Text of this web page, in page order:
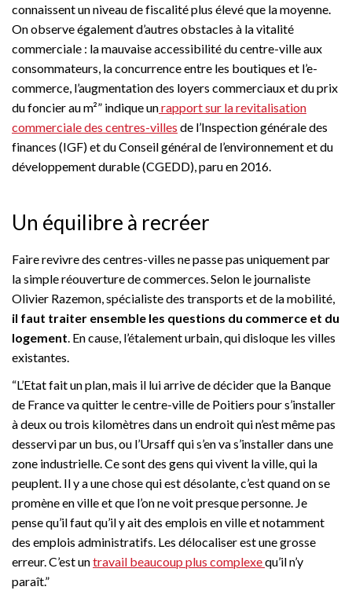
connaissent un niveau de fiscalité plus élevé que la moyenne.
On observe également d’autres obstacles à la vitalité
commerciale : la mauvaise accessibilité du centre-ville aux
consommateurs, la concurrence entre les boutiques et l’e-
commerce, l’augmentation des loyers commerciaux et du prix
du foncier au m²” indique unrapport sur la revitalisation
commerciale des centres-villes de l’Inspection générale des
finances (IGF) et du Conseil général de l’environnement et du
développement durable (CGEDD), paru en 2016.
Un équilibre à recréer
Faire revivre des centres-villes ne passe pas uniquement par
la simple réouverture de commerces. Selon le journaliste
Olivier Razemon, spécialiste des transports et de la mobilité,
il faut traiter ensemble les questions du commerce et du
logement. En cause, l’étalement urbain, qui disloque les villes
existantes.
“L’Etat fait un plan, mais il lui arrive de décider que la Banque
de France va quitter le centre-ville de Poitiers pour s’installer
à deux ou trois kilomètres dans un endroit qui n’est même pas
desservi par un bus, ou l’Ursaff qui s’en va s’installer dans une
zone industrielle. Ce sont des gens qui vivent la ville, qui la
peuplent. Il y a une chose qui est désolante, c’est quand on se
promène en ville et que l’on ne voit presque personne. Je
pense qu’il faut qu’il y ait des emplois en ville et notamment
des emplois administratifs. Les délocaliser est une grosse
erreur. C’est untravail beaucoup plus complexequ’il n’y
paraît.”